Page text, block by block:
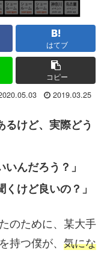
はてブ
コピー
2019.03.25
るけど、実際どう
んだろう？」
くけど良いの？」
のために、某大手
持つ僕が、 気にな